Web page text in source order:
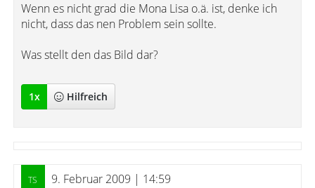
Wenn es nicht grad die Mona Lisa o.ä. ist, denke ich
nicht, dass das nen Problem sein sollte.
Was stellt den das Bild dar?
1x Hilfreich
9. Februar 2009 | 14:59